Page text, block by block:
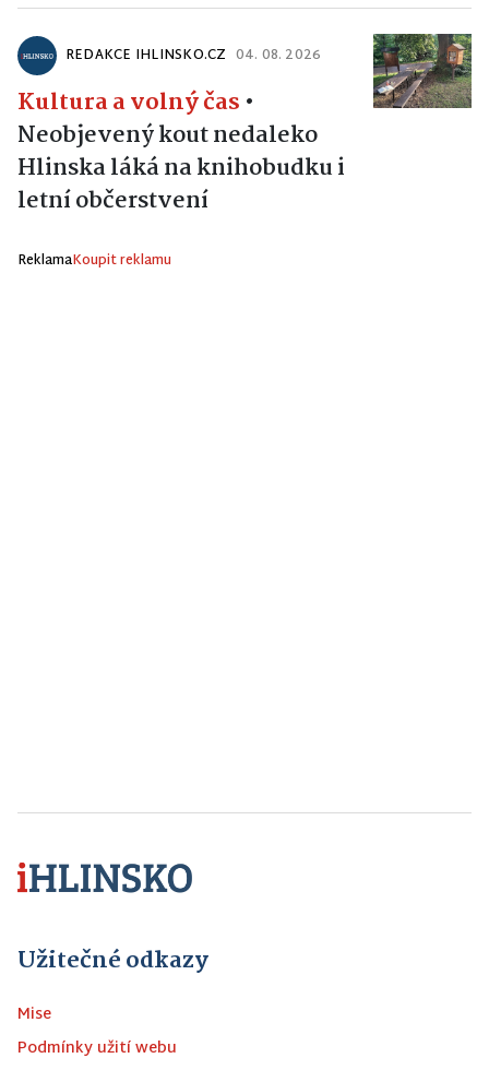
REDAKCE IHLINSKO.CZ 04. 08. 2026
Kultura a volný čas •
Neobjevený kout nedaleko
Hlinska láká na knihobudku i
letní občerstvení
ReklamaKoupit reklamu
Užitečné odkazy
Mise
Podmínky užití webu